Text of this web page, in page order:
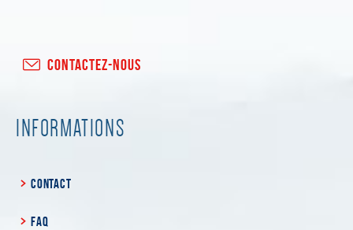
CONTACTEZ-NOUS
INFORMATIONS
CONTACT
FAQ